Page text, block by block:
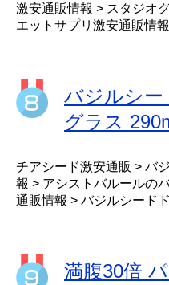
激安通販情報 > スタジオ
エットサプリ激安通販情
バジルシ
グラス
チアシード激安通販 > バ
報 > アシストバルールの
通販情報 > バジルシード
満腹30倍